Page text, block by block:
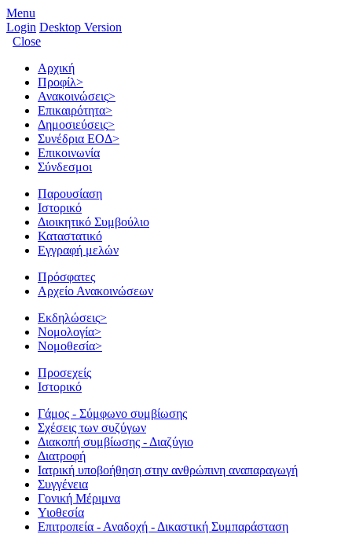
Menu
Login Desktop Version
Close
Αρχική
Προφίλ>
Ανακοινώσεις>
Επικαιρότητα>
Δημοσιεύσεις>
Συνέδρια ΕΟΔ>
Επικοινωνία
Σύνδεσμοι
Παρουσίαση
Ιστορικό
Διοικητικό Συμβούλιο
Καταστατικό
Εγγραφή μελών
Πρόσφατες
Αρχείο Ανακοινώσεων
Εκδηλώσεις>
Νομολογία>
Νομοθεσία>
Προσεχείς
Ιστορικό
Γάμος - Σύμφωνο συμβίωσης
Σχέσεις των συζύγων
Διακοπή συμβίωσης - Διαζύγιο
Διατροφή
Ιατρική υποβοήθηση στην ανθρώπινη αναπαραγωγή
Συγγένεια
Γονική Μέριμνα
Υιοθεσία
Επιτροπεία - Αναδοχή - Δικαστική Συμπαράσταση